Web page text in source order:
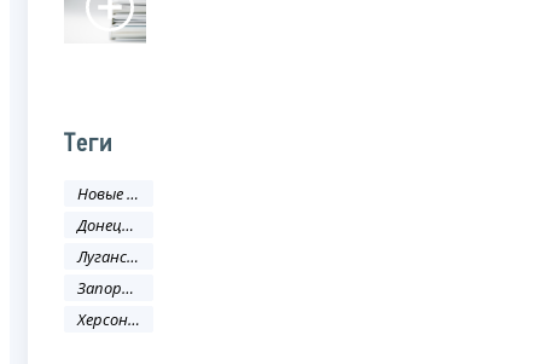
Теги
Новые регионы РФ
Донецкая Народная Республика
Луганская Народная Республика
Запорожская область
Херсонская область